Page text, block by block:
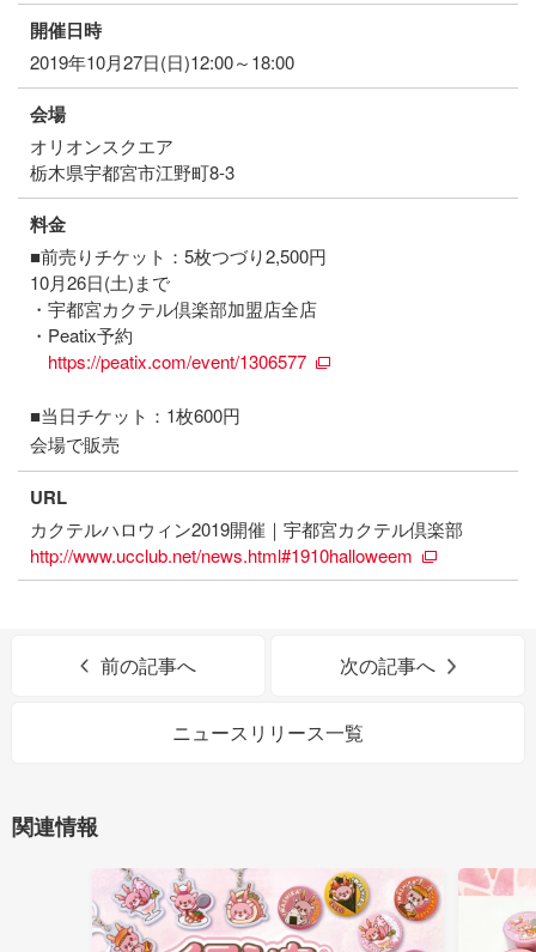
開催日時
2019年10月27日(日)12:00～18:00
会場
オリオンスクエア
栃木県宇都宮市江野町8-3
料金
■前売りチケット：5枚つづり2,500円
10月26日(土)まで
・宇都宮カクテル倶楽部加盟店全店
・Peatix予約
https://peatix.com/event/1306577
■当日チケット：1枚600円
会場で販売
URL
カクテルハロウィン2019開催｜宇都宮カクテル倶楽部
http://www.ucclub.net/news.html#1910halloweem
前の記事へ 次の記事へ
ニュースリリース一覧
関連情報